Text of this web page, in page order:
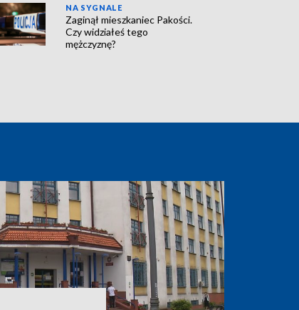
NA SYGNALE
Zaginął mieszkaniec Pakości.
Czy widziałeś tego
mężczyznę?